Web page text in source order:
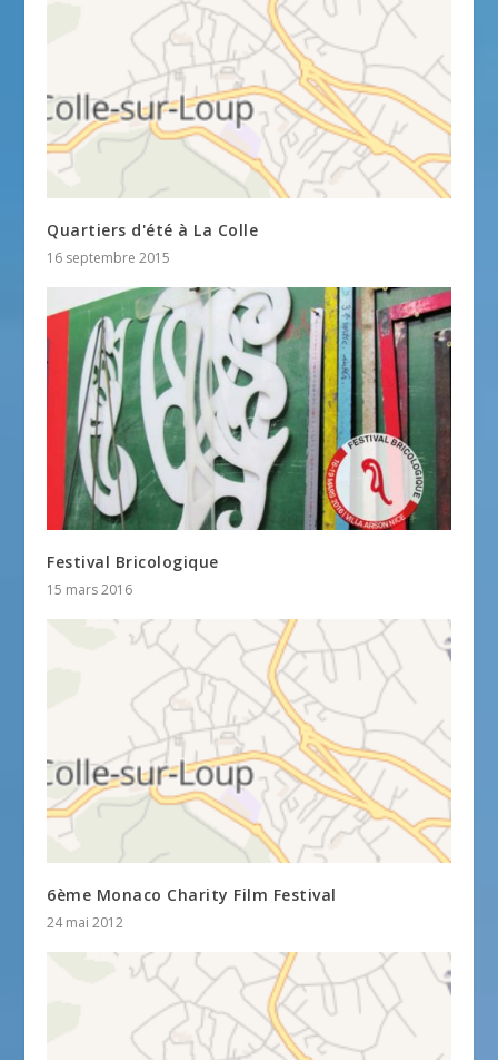
Quartiers d'été à La Colle
16 septembre 2015
Festival Bricologique
15 mars 2016
6ème Monaco Charity Film Festival
24 mai 2012